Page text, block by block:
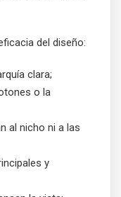
del diseño:
clara;
o la
al nicho ni a las
y